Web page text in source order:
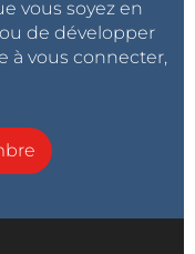
vous soyez en
de développer
à vous connecter,